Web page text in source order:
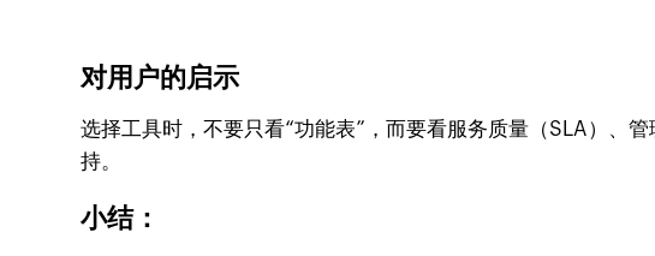
对用户的启示
选择工具时，不要只看“功能表”，而要看服务质量（SLA）、
持。
小结：